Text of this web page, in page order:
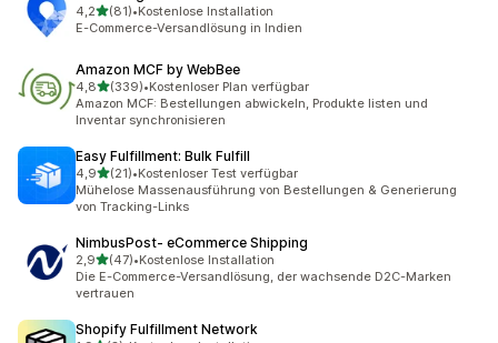
4,2von 5 Sternen
(81)
81 Rezensionen insgesamt
•Kostenlose Installation
E-Commerce-Versandlösung in Indien
Amazon MCF by WebBee
4,8von 5 Sternen
(339)
339 Rezensionen insgesamt
•Kostenloser Plan verfügbar
Amazon MCF: Bestellungen abwickeln, Produkte listen und
Inventar synchronisieren
Easy Fulfillment: Bulk Fulfill
4,9von 5 Sternen
(21)
21 Rezensionen insgesamt
•Kostenloser Test verfügbar
Mühelose Massenausführung von Bestellungen & Generierung
von Tracking-Links
NimbusPost‑ eCommerce Shipping
2,9von 5 Sternen
(47)
47 Rezensionen insgesamt
•Kostenlose Installation
Die E-Commerce-Versandlösung, der wachsende D2C-Marken
vertrauen
Shopify Fulfillment Network